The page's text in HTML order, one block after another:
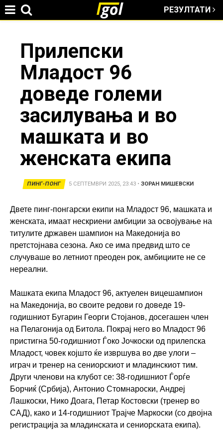
РЕЗУЛТАТИ
here
Прилепски
Младост 96
доведе големи
засилувања и во
машката и во
женската екипа
ПИНГ-ПОНГ 5 СЕПТЕМВРИ 2025, 23:43 •ЗОРАН МИШЕВСКИ
Двете пинг-понгарски екипи на Младост 96, машката и
женската, имаат нескриени амбиции за освојување на
титулите државен шампион на Македонија во
претстојнава сезона. Ако се има предвид што се
случуваше во летниот преоден рок, амбициите не се
нереални.
Машката екипа Младост 96, актуелен вицешампион
на Македонија, во своите редови го доведе 19-
годишниот Бугарин Георги Стојанов, досегашен член
на Пелагонија од Битола. Покрај него во Младост 96
пристигна 50-годишниот Ѓоко Јочкоски од прилепска
Младост, човек којшто ќе извршува во две улоги –
играч и тренер на сениорскиот и младинскиот тим.
Други членови на клубот се: 38-годишниот Ѓорѓе
Борчиќ (Србија), Антонио Стомнароски, Андреј
Лашкоски, Нико Доага, Петар Костовски (тренер во
САД), како и 14-годишниот Трајче Маркоски (со двојна
регистрација за младинската и сениорската екипа).